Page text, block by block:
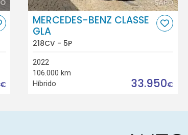
€
MERCEDES-BENZ CLASSE
GLA
218CV - 5P
2022
106.000 km
Híbrido
33.950€